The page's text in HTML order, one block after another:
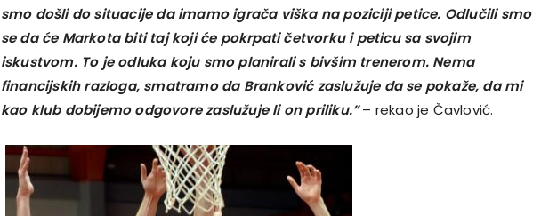
smo došli do situacije da imamo igrača viška na poziciji petice. Odlučili smo
se da će Markota biti taj koji će pokrpati četvorku i peticu sa svojim
iskustvom. To je odluka koju smo planirali s bivšim trenerom. Nema
financijskih razloga, smatramo da Branković zaslužuje da se pokaže, da mi
kao klub dobijemo odgovore zaslužuje li on priliku.” – rekao je Čavlović.